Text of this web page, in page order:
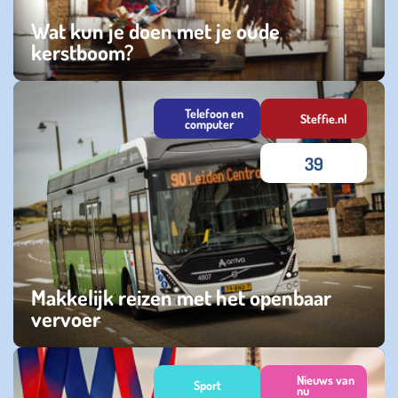
Wat kun je doen met je oude
kerstboom?
vrijdag 02 januari 2026
Makkelijk reizen met het openbaar
vervoer
maandag 20 oktober 2025
Telefoon en
computer Steffie.nl
39
Sport Nieuws van
nu